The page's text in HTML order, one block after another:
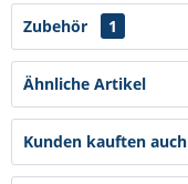
Zubehör 1
Ähnliche Artikel
Kunden kauften auch